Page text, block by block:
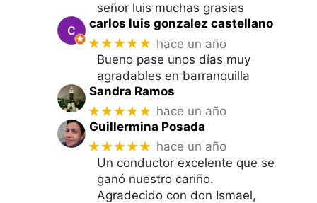
señor luis muchas grasias
carlos luis gonzalez castellano
★★★★★ hace un año
Bueno pase unos días muy
agradables en barranquilla
Sandra Ramos
★★★★★ hace un año
Guillermina Posada
★★★★★ hace un año
Un conductor excelente que se
ganó nuestro cariño.
Agradecido con don Ismael,